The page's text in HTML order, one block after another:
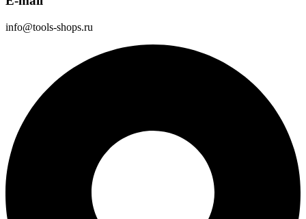
info@tools-shops.ru